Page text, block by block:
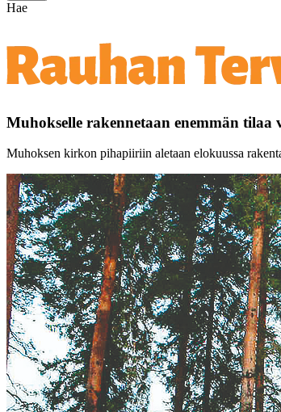
Hae
Muhokselle rakennetaan enemmän tilaa
Muhoksen kirkon pihapiiriin aletaan elokuussa